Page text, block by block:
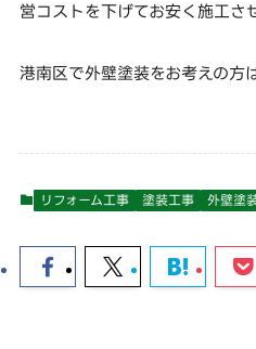
営コストを下げてお安く施工さ
港南区で外壁塗装をお考えの方
リフォーム工事 塗装工事 外壁塗